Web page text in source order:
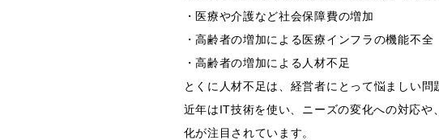
・医療や介護など社会保障費の増加
・高齢者の増加による医療インフラの機能不全
・高齢者の増加による人材不足
とくに人材不足は、経営者にとって悩ましい問
近年はIT技術を使い、ニーズの変化への対応
化が注目されています。